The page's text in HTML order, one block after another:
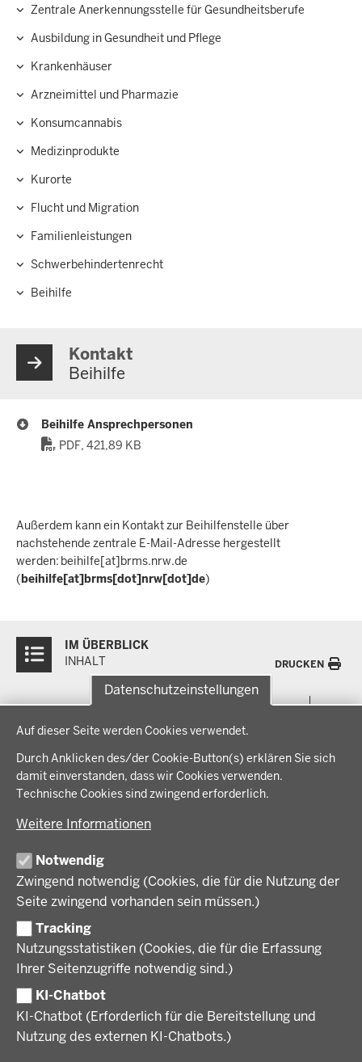
Datenschutzeinstellungen
Auf dieser Seite werden Cookies verwendet.
Durch Anklicken des/der Cookie-Button(s) erklären Sie sich
damit einverstanden, dass wir Cookies verwenden.
Technische Cookies sind zwingend erforderlich.
Weitere Informationen
Notwendig
Zwingend notwendig (Cookies, die für die Nutzung der
Seite zwingend vorhanden sein müssen.)
Tracking
Nutzungsstatistiken (Cookies, die für die Erfassung
Ihrer Seitenzugriffe notwendig sind.)
KI-Chatbot
KI-Chatbot (Erforderlich für die Bereitstellung und
Nutzung des externen KI-Chatbots.)
Zentrale Anerkennungsstelle für Gesundheitsberufe
Ausbildung in Gesundheit und Pflege
Krankenhäuser
Arzneimittel und Pharmazie
Konsumcannabis
Medizinprodukte
Kurorte
Flucht und Migration
Familienleistungen
Schwerbehindertenrecht
Beihilfe
Kontakt
Beihilfe
Beihilfe Ansprechpersonen
PDF, 421,89 KB
Außerdem kann ein Kontakt zur Beihilfenstelle über
nachstehende zentrale E-Mail-Adresse hergestellt
werden: beihilfe[at]brms.nrw.de
(beihilfe[at]brms[dot]nrw[dot]de)
Inhalte
IM ÜBERBLICK
INHALT
DRUCKEN
der
Fußzeile
THEMEN
Bauen, Planen und Verkehr
Bildung, Schule und Sport
Regionalplanung und Regionalrat
Wirtschaft, Kultur und Kommunales
IM FOKUS
Energiewende AG
Zusammenarbeit mit den Niederlanden
BEZIRKSREGIERUNG
Regierungsbezirk Münster
Geschichte und Gegenwart
Behördenleitung
Förderlotsinnen und Förderlotsen
KARRIERE UND AUSBILDUNG
Stellenangebote
Ausbildung
Volljurist:in
Praktikum
Stellenangebote im Schulbereich
VERFAHREN UND BEKANNTMACHUNGEN
Amtsblatt
Verfahrensübersichten
PRESSE
Pressemitteilungen
Podcast
© 2026 Bezirksregierung Münster